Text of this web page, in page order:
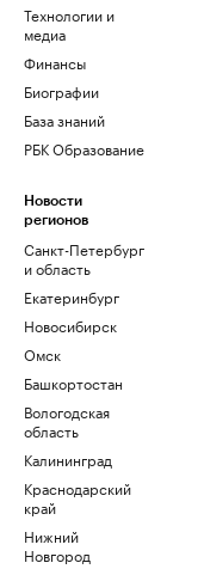
Технологии и
медиа
Финансы
Биографии
База знаний
РБК Образование
Новости
регионов
Санкт-Петербург
и область
Екатеринбург
Новосибирск
Омск
Башкортостан
Вологодская
область
Калининград
Краснодарский
край
Нижний
Новгород